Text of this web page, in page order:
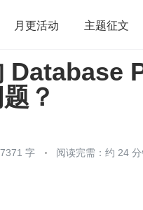
月更活动 主题征文
算法
员
Database
？
字 阅读完需：约 24 分